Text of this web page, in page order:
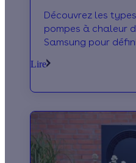
Découvrez les
pompes à chaleur
Samsung pour
Lire